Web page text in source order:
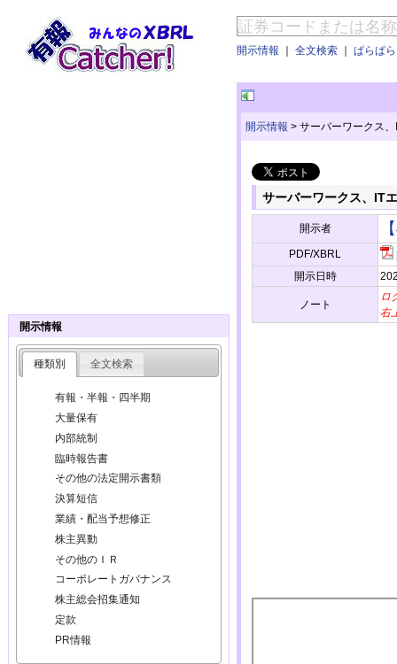
開示情報 ｜ 全文検索 ｜ ぱらぱ
開示情報 > サーバーワークス
サーバーワークス、IT
開示者
PDF/XBRL
開示日時
ノート
ロ
右
開示情報
種類別 全文検索
有報・半報・四半期
大量保有
内部統制
臨時報告書
その他の法定開示書類
決算短信
業績・配当予想修正
株主異動
その他のＩＲ
コーポレートガバナンス
株主総会招集通知
定款
PR情報